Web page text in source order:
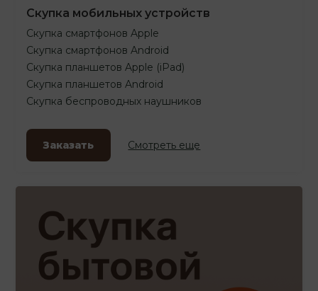
Скупка мобильных устройств
Скупка смартфонов Apple
Скупка смартфонов Android
Скупка планшетов Apple (iPad)
Скупка планшетов Android
Скупка беспроводных наушников
Заказать Смотреть еще